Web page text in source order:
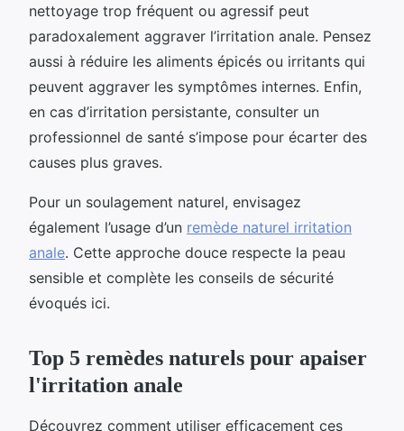
nettoyage trop fréquent ou agressif peut
paradoxalement aggraver l’irritation anale. Pensez
aussi à réduire les aliments épicés ou irritants qui
peuvent aggraver les symptômes internes. Enfin,
en cas d’irritation persistante, consulter un
professionnel de santé s’impose pour écarter des
causes plus graves.
Pour un soulagement naturel, envisagez
également l’usage d’un remède naturel irritation
anale. Cette approche douce respecte la peau
sensible et complète les conseils de sécurité
évoqués ici.
Top 5 remèdes naturels pour apaiser
l'irritation anale
Découvrez comment utiliser efficacement ces